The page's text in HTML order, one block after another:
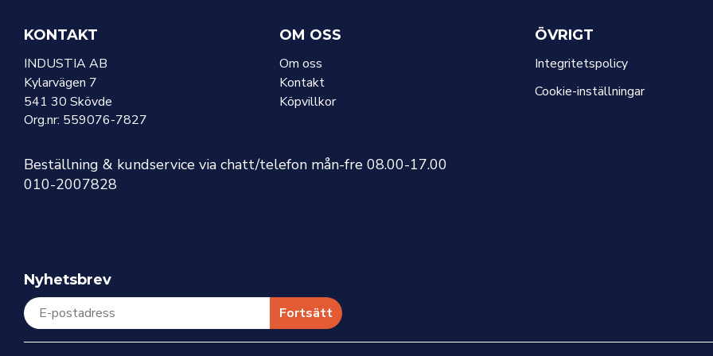
KONTAKT
INDUSTIA AB
Kylarvägen 7
541 30 Skövde
Org.nr: 559076-7827
OM OSS
Om oss
Kontakt
Köpvillkor
ÖVRIGT
Integritetspolicy
Cookie-inställningar
Beställning & kundservice via chatt/telefon mån-fre 08.00-17.00
010-2007828
Nyhetsbrev
Fortsätt